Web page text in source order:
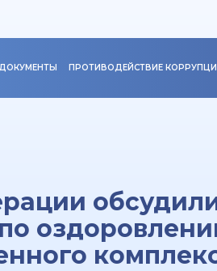
ПРОТИВОДЕЙСТВИЕ